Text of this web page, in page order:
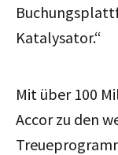
Katalysator.“
Mit über 100
Accor zu den